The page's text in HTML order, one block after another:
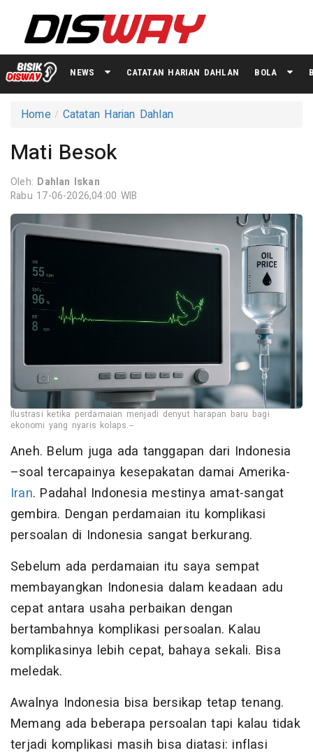
NEWS CATATAN HARIAN DAHLAN BOLA
Home Catatan Harian Dahlan
Mati Besok
Oleh: Dahlan Iskan
Rabu 17-06-2026,04:00 WIB
Ilustrasi ketika perdamaian menjadi denyut harapan baru bagi
ekonomi yang nyaris kolaps.--
Aneh. Belum juga ada tanggapan dari Indonesia
–soal tercapainya kesepakatan damai Amerika-
Iran. Padahal Indonesia mestinya amat-sangat
gembira. Dengan perdamaian itu komplikasi
persoalan di Indonesia sangat berkurang.
Sebelum ada perdamaian itu saya sempat
membayangkan Indonesia dalam keadaan adu
cepat antara usaha perbaikan dengan
bertambahnya komplikasi persoalan. Kalau
komplikasinya lebih cepat, bahaya sekali. Bisa
meledak.
Awalnya Indonesia bisa bersikap tetap tenang.
Memang ada beberapa persoalan tapi kalau tidak
terjadi komplikasi masih bisa diatasi: inflasi